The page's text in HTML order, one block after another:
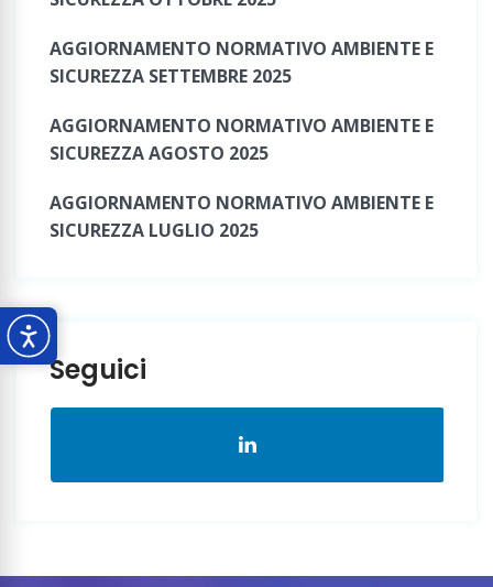
AGGIORNAMENTO NORMATIVO AMBIENTE E
SICUREZZA SETTEMBRE 2025
AGGIORNAMENTO NORMATIVO AMBIENTE E
SICUREZZA AGOSTO 2025
AGGIORNAMENTO NORMATIVO AMBIENTE E
SICUREZZA LUGLIO 2025
Seguici